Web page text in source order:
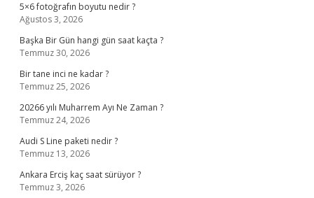
5×6 fotoğrafın boyutu nedir ?
Ağustos 3, 2026
Başka Bir Gün hangi gün saat kaçta ?
Temmuz 30, 2026
Bir tane inci ne kadar ?
Temmuz 25, 2026
20266 yılı Muharrem Ayı Ne Zaman ?
Temmuz 24, 2026
Audi S Line paketi nedir ?
Temmuz 13, 2026
Ankara Erciş kaç saat sürüyor ?
Temmuz 3, 2026